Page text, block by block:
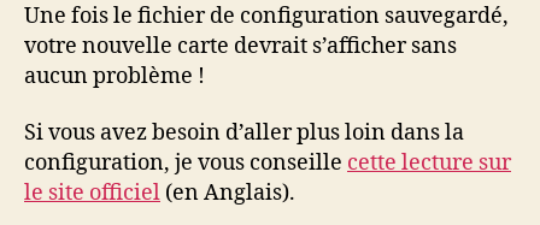
Une fois le fichier de configuration sauvegardé,
votre nouvelle carte devrait s’afficher sans
aucun problème !
Si vous avez besoin d’aller plus loin dans la
configuration, je vous conseille cette lecture sur
le site officiel (en Anglais).